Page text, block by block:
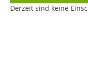
Derzeit sind keine